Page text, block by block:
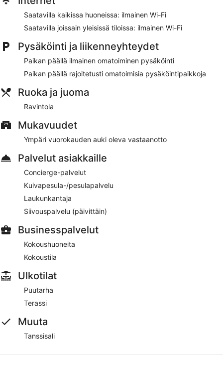
Majoituspaikan tarjoamiin palveluihin sisältyvät
Sijaitsee 14 minuutin kävelymatkan päässä kohteesta
Gedung Eme Neme Youwaren konferenssikeskus ja 4
minuutin ajomatkan päässä kohteesta RSUD Mimikan
sairaala
Majoituspaikasta löytyy ravintola. Wi-Fi on saatavilla yleisissä
tiloissa ilmaiseksi. Serayu Hotel Timika tarjoaa asiakkaiden
käyttöön myös terassin, puutarhan ja concierge-palvelut.
Omatoiminen pysäköinti on ilmainen.
Majoituspaikan ravintola
paikallinen keittiö. Ravintola tarjoilee aamiaisen, lounaan ja
illallisen.
Huonepalvelu (rajoitettuina aikoina) on käytettävissä.
Saatavilla kaikissa huoneissa: ilmainen Wi-Fi
Saatavilla joissain yleisissä tiloissa: ilmainen Wi-Fi
Pysäköinti ja liikenneyhteydet
Paikan päällä ilmainen omatoiminen pysäköinti
Paikan päällä rajoitetusti omatoimisia pysäköintipaikkoja
Ruoka ja juoma
Ravintola
Mukavuudet
Ympäri vuorokauden auki oleva vastaanotto
Palvelut asiakkaille
Concierge-palvelut
Kuivapesula-/pesulapalvelu
Laukunkantaja
Siivouspalvelu (päivittäin)
Businesspalvelut
Kokoushuoneita
Kokoustila
Ulkotilat
Puutarha
Terassi
Muuta
Tanssisali